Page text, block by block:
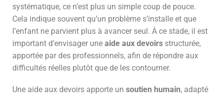
systématique, ce n’est plus un simple coup de pouce.
Cela indique souvent qu’un problème s’installe et que
l’enfant ne parvient plus à avancer seul. À ce stade, il est
important d’envisager une aide aux devoirs structurée,
apportée par des professionnels, afin de répondre aux
difficultés réelles plutôt que de les contourner.
Une aide aux devoirs apporte un soutien humain, adapté